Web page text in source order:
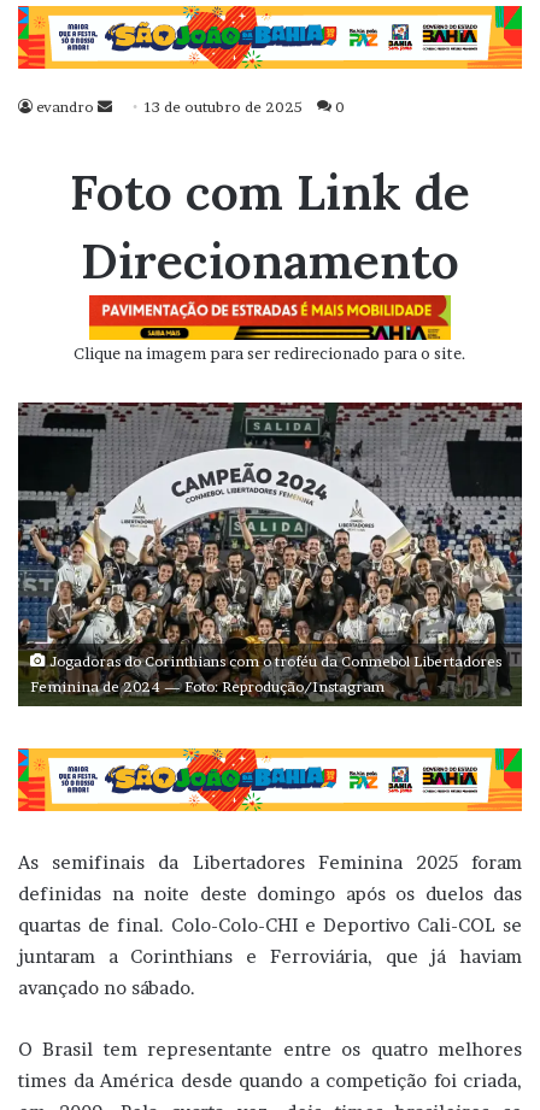
evandro
Mande
mail
13 de outubro de 2025 0
Foto com Link de
Direcionamento
Clique na imagem para ser redirecionado para o site.
Jogadoras do Corinthians com o troféu da Conmebol Libertadores
Feminina de 2024 — Foto: Reprodução/Instagram
As semifinais da Libertadores Feminina 2025 foram
definidas na noite deste domingo após os duelos das
quartas de final. Colo-Colo-CHI e Deportivo Cali-COL se
juntaram a Corinthians e Ferroviária, que já haviam
avançado no sábado.
O Brasil tem representante entre os quatro melhores
times da América desde quando a competição foi criada,